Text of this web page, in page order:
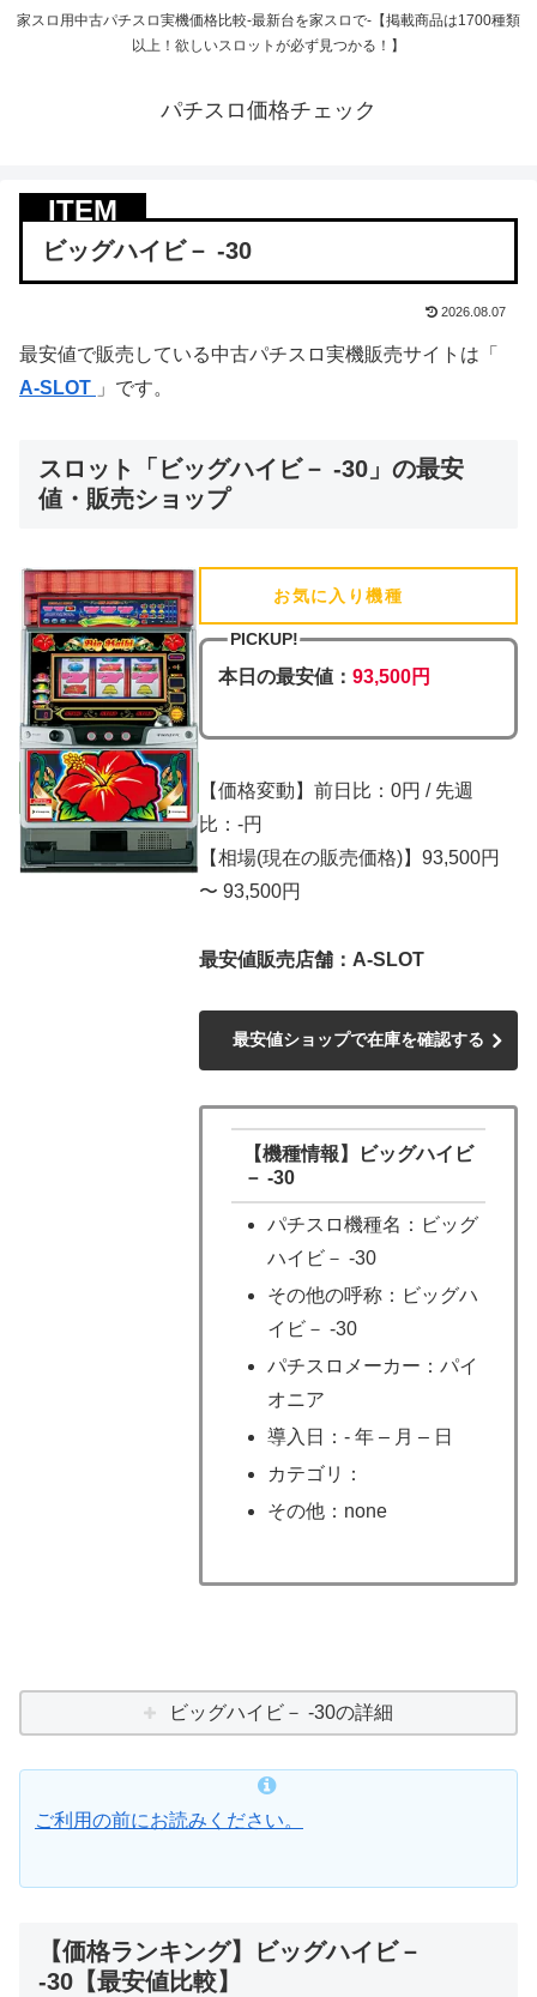
家スロ用中古パチスロ実機価格比較-最新台を家スロで-【掲載商品は1700種類
以上！欲しいスロットが必ず見つかる！】
パチスロ価格チェック
ビッグハイビ－ -30
2026.08.07
最安値で販売している中古パチスロ実機販売サイトは「
A-SLOT 」です。
スロット「ビッグハイビ－ -30」の最安
値・販売ショップ
お気に入り機種
PICKUP!
本日の最安値：93,500円
【価格変動】前日比：0円 / 先週
比：-円
【相場(現在の販売価格)】93,500円
〜 93,500円
最安値販売店舗：A-SLOT
最安値ショップで在庫を確認する
【機種情報】ビッグハイビ
－ -30
パチスロ機種名：ビッグ
ハイビ－ -30
その他の呼称：ビッグハ
イビ－ -30
パチスロメーカー：パイ
オニア
導入日：- 年 – 月 – 日
カテゴリ：
その他：none
ビッグハイビ－ -30の詳細
ご利用の前にお読みください。
【価格ランキング】ビッグハイビ－
-30【最安値比較】